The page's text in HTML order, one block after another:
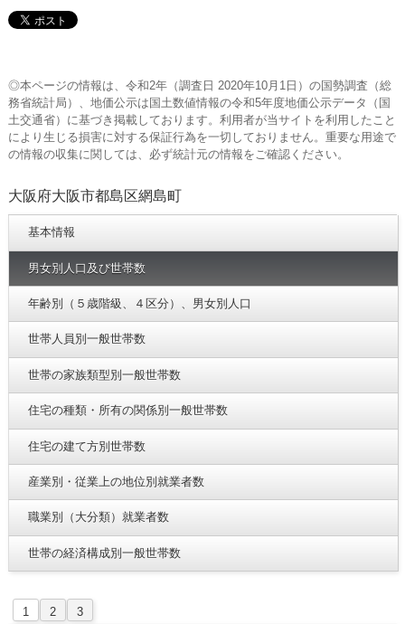
◎本ページの情報は、令和2年（調査日 2020年10月1日）の国勢調査（総
務省統計局）、地価公示は国土数値情報の令和5年度地価公示データ（国
土交通省）に基づき掲載しております。利用者が当サイトを利用したこと
により生じる損害に対する保証行為を一切しておりません。重要な用途で
の情報の収集に関しては、必ず統計元の情報をご確認ください。
大阪府大阪市都島区網島町
基本情報
男女別人口及び世帯数
年齢別（５歳階級、４区分）、男女別人口
世帯人員別一般世帯数
世帯の家族類型別一般世帯数
住宅の種類・所有の関係別一般世帯数
住宅の建て方別世帯数
産業別・従業上の地位別就業者数
職業別（大分類）就業者数
世帯の経済構成別一般世帯数
1 2
3